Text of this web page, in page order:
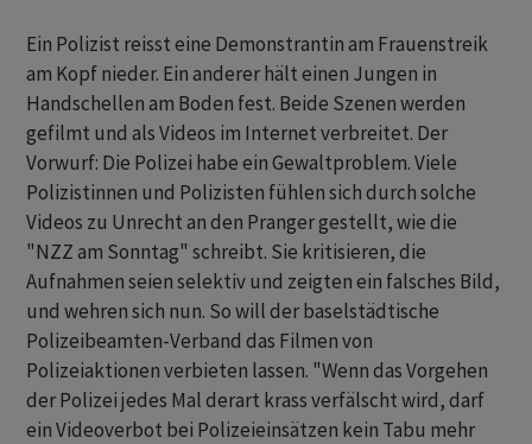
Ein Polizist reisst eine Demonstrantin am Frauenstreik
am Kopf nieder. Ein anderer hält einen Jungen in
Handschellen am Boden fest. Beide Szenen werden
gefilmt und als Videos im Internet verbreitet. Der
Vorwurf: Die Polizei habe ein Gewaltproblem. Viele
Polizistinnen und Polizisten fühlen sich durch solche
Videos zu Unrecht an den Pranger gestellt, wie die
"NZZ am Sonntag" schreibt. Sie kritisieren, die
Aufnahmen seien selektiv und zeigten ein falsches Bild,
und wehren sich nun. So will der baselstädtische
Polizeibeamten-Verband das Filmen von
Polizeiaktionen verbieten lassen. "Wenn das Vorgehen
der Polizei jedes Mal derart krass verfälscht wird, darf
ein Videoverbot bei Polizeieinsätzen kein Tabu mehr